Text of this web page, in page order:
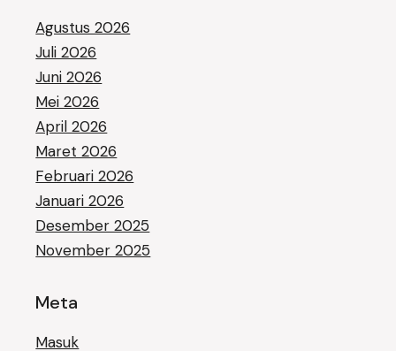
Agustus 2026
Juli 2026
Juni 2026
Mei 2026
April 2026
Maret 2026
Februari 2026
Januari 2026
Desember 2025
November 2025
Meta
Masuk